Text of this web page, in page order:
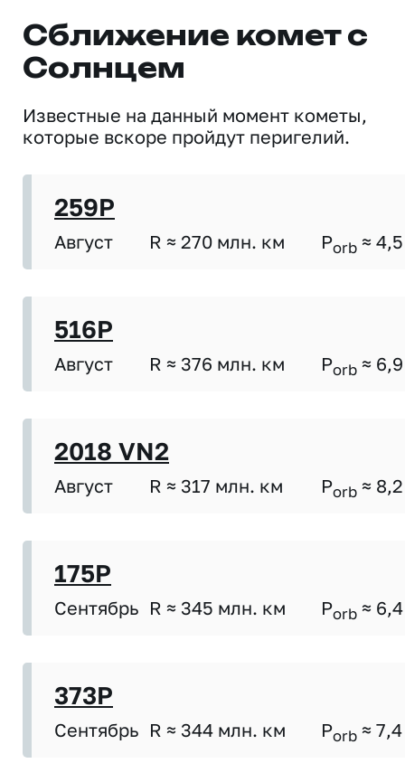
Сближение комет с
Солнцем
Известные на данный момент кометы,
которые вскоре пройдут перигелий.
259P
Август R ≈ 270 млн. км Porb ≈ 4,5
516P
Август R ≈ 376 млн. км Porb ≈ 6,9
2018 VN2
Август R ≈ 317 млн. км Porb ≈ 8,2
175P
Сентябрь R ≈ 345 млн. км Porb ≈ 6,4
373P
Сентябрь R ≈ 344 млн. км Porb ≈ 7,4